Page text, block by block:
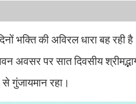
भक्ति की अविरल धारा बह रही
अवसर पर सात दिवसीय
गुंजायमान रहा।